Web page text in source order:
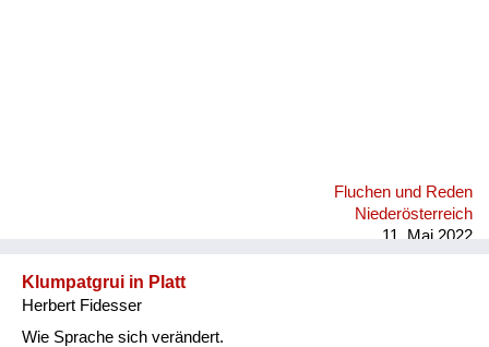
Fluchen und Reden
Niederösterreich
11. Mai 2022
Klumpatgrui in Platt
Herbert Fidesser
Wie Sprache sich verändert.